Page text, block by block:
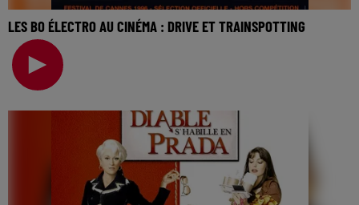
LES BO ÉLECTRO AU CINÉMA : DRIVE ET TRAINSPOTTING
La music story du jour c’est celle des BO électro au
cinéma… Il y a des films qui marquent, par leur